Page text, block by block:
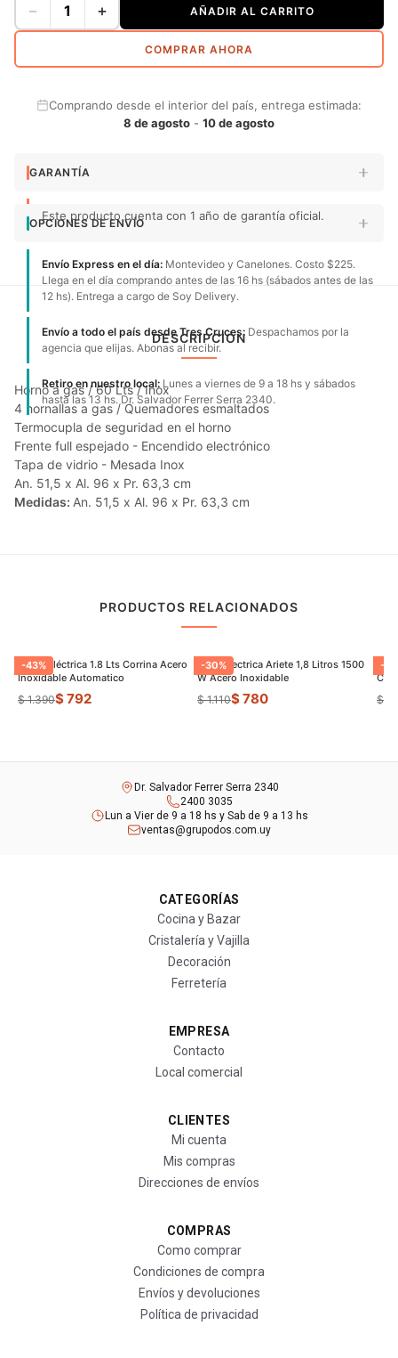
− + AÑADIR AL CARRITO
COMPRAR AHORA
Comprando desde el interior del país, entrega estimada:
8 de agosto - 10 de agosto
GARANTÍA
Este producto cuenta con 1 año de garantía oficial.
OPCIONES DE ENVÍO
Envío Express en el día: Montevideo y Canelones. Costo $225.
Llega en el día comprando antes de las 16 hs (sábados antes de las
12 hs). Entrega a cargo de Soy Delivery.
Envío a todo el país desde Tres Cruces: Despachamos por la
agencia que elijas. Abonas al recibir.
Retiro en nuestro local: Lunes a viernes de 9 a 18 hs y sábados
hasta las 13 hs. Dr. Salvador Ferrer Serra 2340.
DESCRIPCIÓN
Horno a gas / 60 Lts / Inox
4 hornallas a gas / Quemadores esmaltados
Termocupla de seguridad en el horno
Frente full espejado - Encendido electrónico
Tapa de vidrio - Mesada Inox
An. 51,5 x Al. 96 x Pr. 63,3 cm
Medidas: An. 51,5 x Al. 96 x Pr. 63,3 cm
PRODUCTOS RELACIONADOS
-43%
Jarrra Eléctrica 1.8 Lts Corrina Acero
Inoxidable Automatico
$ 1.390$ 792
-30%
Jarra Electrica Ariete 1,8 Litros 1500
W Acero Inoxidable
$ 1.110$ 780
-
$
Dr. Salvador Ferrer Serra 2340
2400 3035
Lun a Vier de 9 a 18 hs y Sab de 9 a 13 hs
ventas@grupodos.com.uy
CATEGORÍAS
Cocina y Bazar
Cristalería y Vajilla
Decoración
Ferretería
EMPRESA
Contacto
Local comercial
CLIENTES
Mi cuenta
Mis compras
Direcciones de envíos
COMPRAS
Como comprar
Condiciones de compra
Envíos y devoluciones
Política de privacidad